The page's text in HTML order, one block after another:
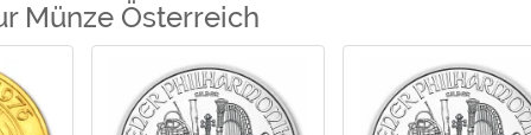
Münze Österreich